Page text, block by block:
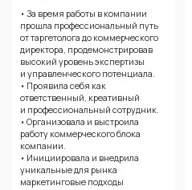
• За время работы в компании
прошла профессиональный путь
от таргетолога до коммерческого
директора, продемонстрировав
высокий уровень экспертизы
и управленческого потенциала.
• Проявила себя как
ответственный, креативный
и профессиональный сотрудник.
• Организовала и выстроила
работу коммерческого блока
компании.
• Инициировала и внедрила
уникальные для рынка
маркетинговые подходы